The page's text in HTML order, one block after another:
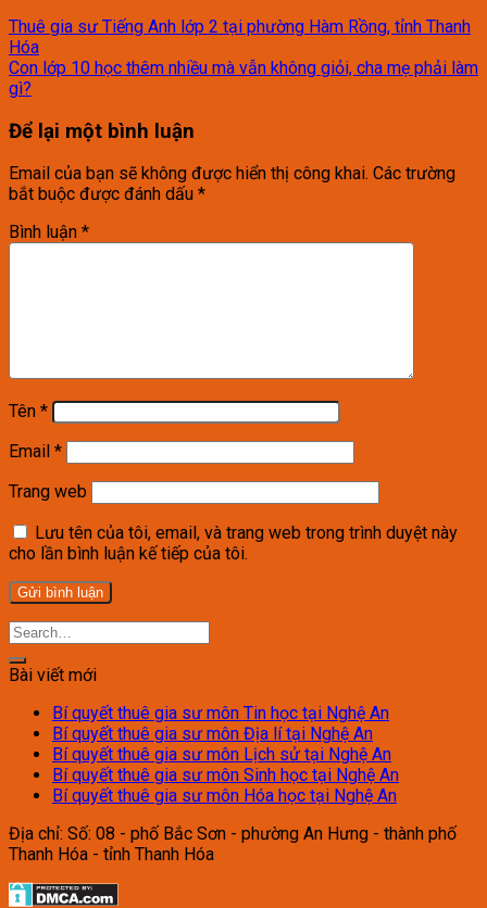
Thuê gia sư Tiếng Anh lớp 2 tại phường Hàm Rồng, tỉnh Thanh
Hóa
Con lớp 10 học thêm nhiều mà vẫn không giỏi, cha mẹ phải làm
gì?
Để lại một bình luận
Email của bạn sẽ không được hiển thị công khai. Các trường
bắt buộc được đánh dấu *
Bình luận *
Tên *
Email *
Trang web
Lưu tên của tôi, email, và trang web trong trình duyệt này
cho lần bình luận kế tiếp của tôi.
Bài viết mới
Bí quyết thuê gia sư môn Tin học tại Nghệ An
Bí quyết thuê gia sư môn Địa lí tại Nghệ An
Bí quyết thuê gia sư môn Lịch sử tại Nghệ An
Bí quyết thuê gia sư môn Sinh học tại Nghệ An
Bí quyết thuê gia sư môn Hóa học tại Nghệ An
Địa chỉ: Số: 08 - phố Bắc Sơn - phường An Hưng - thành phố
Thanh Hóa - tỉnh Thanh Hóa